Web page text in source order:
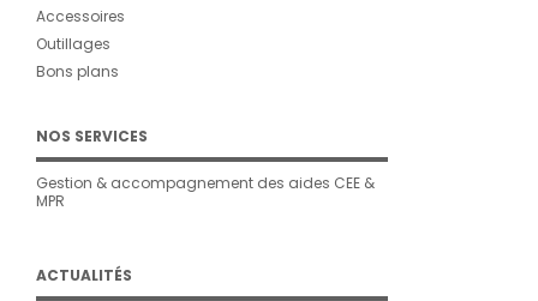
Accessoires
Outillages
Bons plans
NOS SERVICES
Gestion & accompagnement des aides CEE &
MPR
ACTUALITÉS